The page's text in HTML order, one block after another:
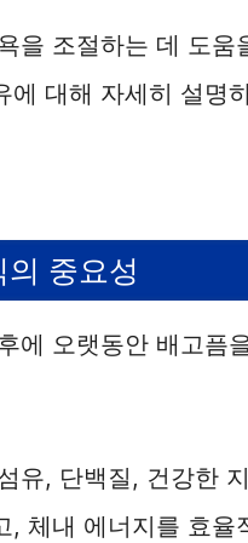
o
을 조절하는 데 도
에 대해 자세히 설명
중요성
에 오랫동안 배고픔
유, 단백질, 건강한
, 체내 에너지를 효